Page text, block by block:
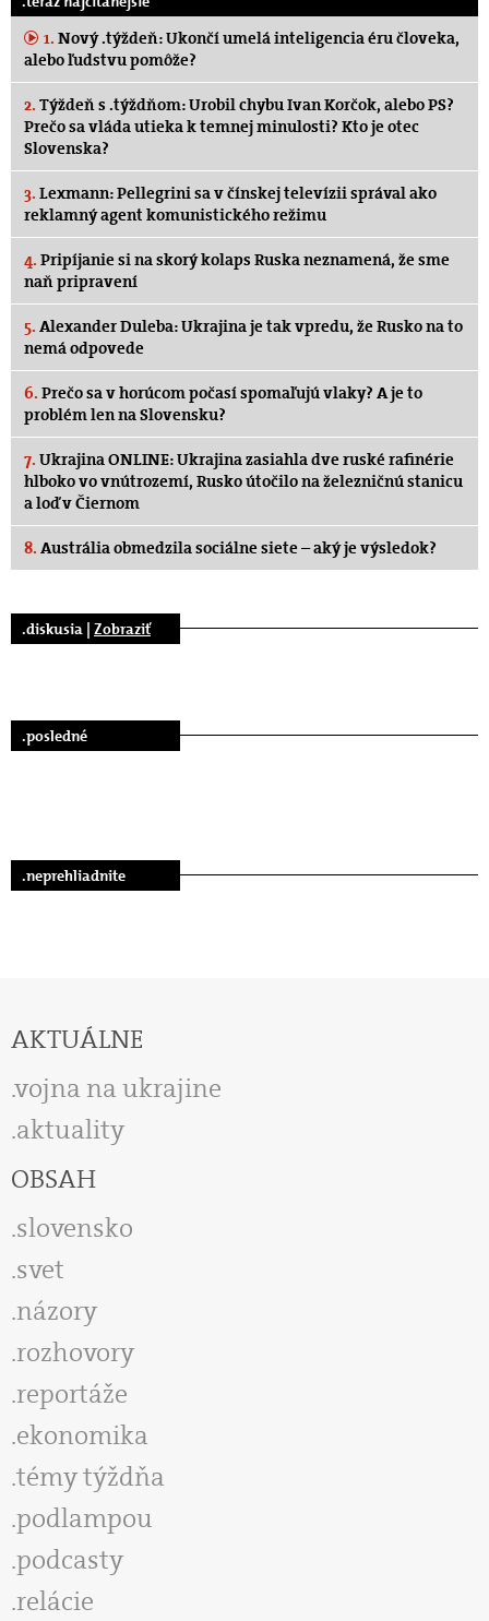
1. Nový .týždeň: Ukončí umelá inteligencia éru človeka,
alebo ľudstvu pomôže?
2. Týždeň s .týždňom: Urobil chybu Ivan Korčok, alebo PS?
Prečo sa vláda utieka k temnej minulosti? Kto je otec
Slovenska?
3. Lexmann: Pellegrini sa v čínskej televízii správal ako
reklamný agent komunistického režimu
4. Pripíjanie si na skorý kolaps Ruska neznamená, že sme
naň pripravení
5. Alexander Duleba: Ukrajina je tak vpredu, že Rusko na to
nemá odpovede
6. Prečo sa v horúcom počasí spomaľujú vlaky? A je to
problém len na Slovensku?
7. Ukrajina ONLINE: Ukrajina zasiahla dve ruské rafinérie
hlboko vo vnútrozemí, Rusko útočilo na železničnú stanicu
a loď v Čiernom
8. Austrália obmedzila sociálne siete – aký je výsledok?
.diskusia | Zobraziť
.posledné
.neprehliadnite
AKTUÁLNE
vojna na ukrajine
aktuality
OBSAH
slovensko
svet
názory
rozhovory
reportáže
ekonomika
témy týždňa
podlampou
podcasty
relácie